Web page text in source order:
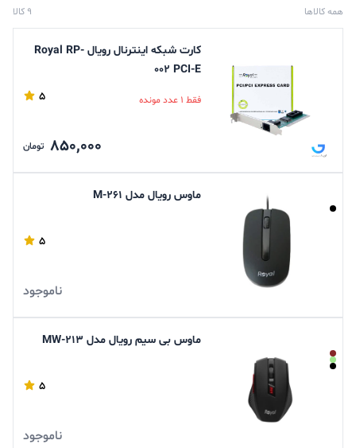
همه کالاها 9 کالا
کارت شبکه اینترنال رویال Royal RP-
002 PCI-E
فقط 1 عدد مونده 5
850,000 تومان
ماوس رویال مدل M-۲۶۱
5
ناموجود
ماوس بی سیم رویال مدل MW-213
5
ناموجود